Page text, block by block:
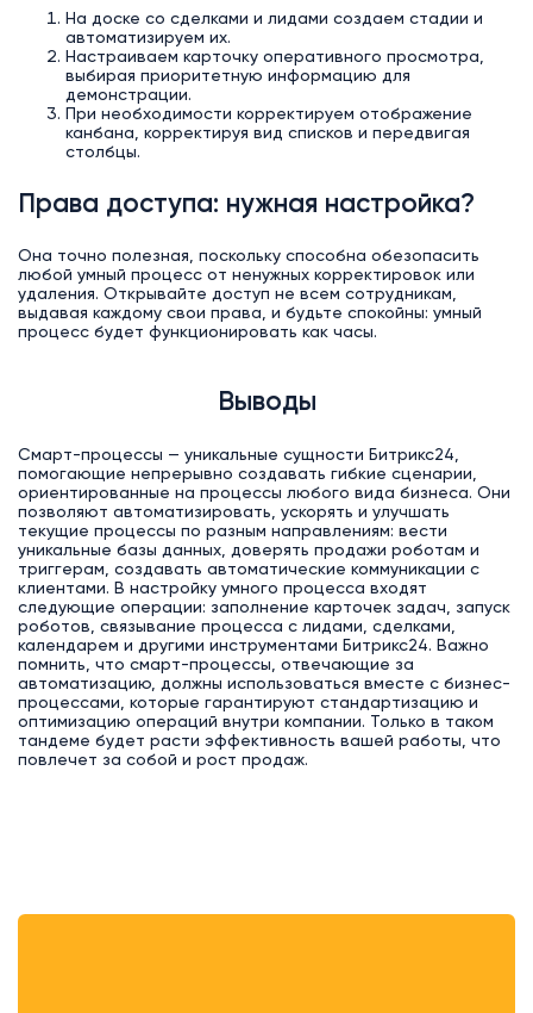
На доске со сделками и лидами создаем стадии и
автоматизируем их.
Настраиваем карточку оперативного просмотра,
выбирая приоритетную информацию для
демонстрации.
При необходимости корректируем отображение
канбана, корректируя вид списков и передвигая
столбцы.
Права доступа: нужная настройка?
Она точно полезная, поскольку способна обезопасить
любой умный процесс от ненужных корректировок или
удаления. Открывайте доступ не всем сотрудникам,
выдавая каждому свои права, и будьте спокойны: умный
процесс будет функционировать как часы.
Выводы
Смарт-процессы — уникальные сущности Битрикс24,
помогающие непрерывно создавать гибкие сценарии,
ориентированные на процессы любого вида бизнеса. Они
позволяют автоматизировать, ускорять и улучшать
текущие процессы по разным направлениям: вести
уникальные базы данных, доверять продажи роботам и
триггерам, создавать автоматические коммуникации с
клиентами. В настройку умного процесса входят
следующие операции: заполнение карточек задач, запуск
роботов, связывание процесса с лидами, сделками,
календарем и другими инструментами Битрикс24. Важно
помнить, что смарт-процессы, отвечающие за
автоматизацию, должны использоваться вместе с бизнес-
процессами, которые гарантируют стандартизацию и
оптимизацию операций внутри компании. Только в таком
тандеме будет расти эффективность вашей работы, что
повлечет за собой и рост продаж.